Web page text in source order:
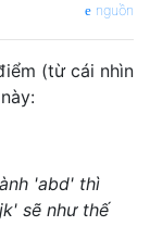
nguồn
(từ cái nhìn
'abd' thì
sẽ như thế